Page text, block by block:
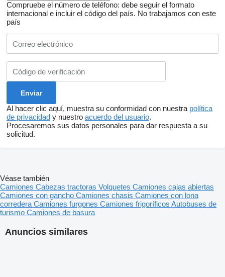
Compruebe el número de teléfono: debe seguir el formato
internacional e incluir el código del país. No trabajamos con este
país
Al hacer clic aquí, muestra su conformidad con nuestra política
de privacidad y nuestro acuerdo del usuario.
Procesaremos sus datos personales para dar respuesta a su
solicitud.
Anuncios similares
Véase también
Camiones Cabezas tractoras Volquetes Camiones cajas abiertas
Camiones con gancho Camiones chasis Camiones con lona
corredera Camiones furgones Camiones frigoríficos Autobuses de
turismo Camiones de basura